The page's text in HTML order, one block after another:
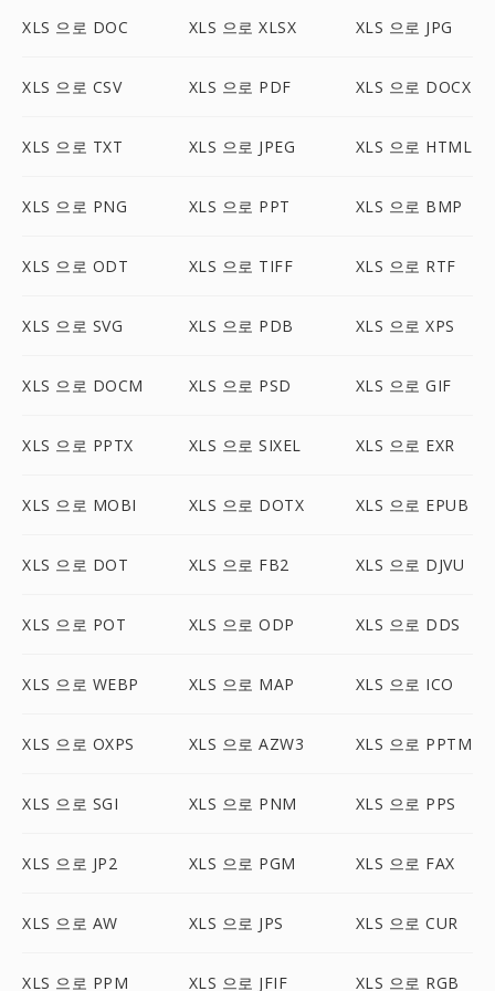
XLS 으로 DOC XLS 으로 XLSX XLS 으로 JPG
XLS 으로 CSV XLS 으로 PDF XLS 으로 DOCX
XLS 으로 TXT XLS 으로 JPEG XLS 으로 HTML
XLS 으로 PNG XLS 으로 PPT XLS 으로 BMP
XLS 으로 ODT XLS 으로 TIFF XLS 으로 RTF
XLS 으로 SVG XLS 으로 PDB XLS 으로 XPS
XLS 으로 DOCM XLS 으로 PSD XLS 으로 GIF
XLS 으로 PPTX XLS 으로 SIXEL XLS 으로 EXR
XLS 으로 MOBI XLS 으로 DOTX XLS 으로 EPUB
XLS 으로 DOT XLS 으로 FB2 XLS 으로 DJVU
XLS 으로 POT XLS 으로 ODP XLS 으로 DDS
XLS 으로 WEBP XLS 으로 MAP XLS 으로 ICO
XLS 으로 OXPS XLS 으로 AZW3 XLS 으로 PPTM
XLS 으로 SGI XLS 으로 PNM XLS 으로 PPS
XLS 으로 JP2 XLS 으로 PGM XLS 으로 FAX
XLS 으로 AW XLS 으로 JPS XLS 으로 CUR
XLS 으로 PPM XLS 으로 JFIF XLS 으로 RGB